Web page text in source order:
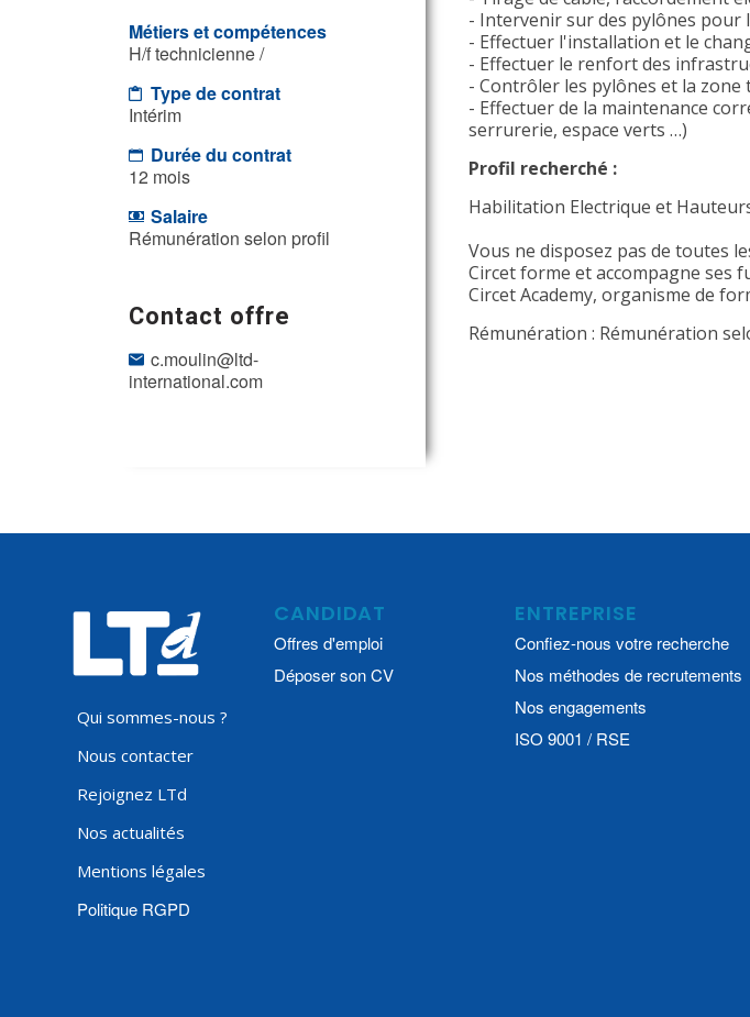
Métiers et compétences
H/f technicienne /
Type de contrat
Intérim
Durée du contrat
12 mois
Salaire
Rémunération selon profil
Contact offre
c.moulin@ltd-
international.com
- Intervenir sur des pylônes
- Effectuer l'installation et le
- Effectuer le renfort des
- Contrôler les pylônes et la
- Effectuer de la maintenance
serrurerie, espace verts …)
Profil recherché :
Habilitation Electrique et
Vous ne disposez pas de toutes
Circet forme et accompagne ses
Circet Academy, organisme de
Rémunération : Rémunération
Qui sommes-nous ?
Nous contacter
Rejoignez LTd
Nos actualités
Mentions légales
Politique RGPD
CANDIDAT
Offres d'emploi
Déposer son CV
ENTREPRISE
Confiez-nous votre recherche
Nos méthodes de recrutements
Nos engagements
ISO 9001 / RSE